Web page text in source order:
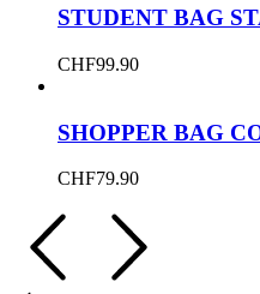
STUDENT BAG
CHF99.90
SHOPPER BAG
CHF79.90